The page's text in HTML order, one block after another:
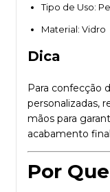
Tipo de Uso:
Material: Vidro
Dica
Para confecção
personalizadas,
mãos para
acabamento
Por